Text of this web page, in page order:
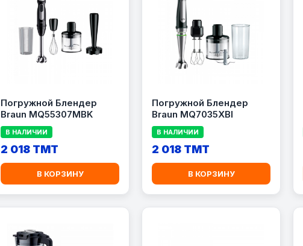
Погружной Блендер
Braun MQ55307MBK
В НАЛИЧИИ
2 018 TMT
В КОРЗИНУ
Погружной Блендер
Braun MQ7035XBI
В НАЛИЧИИ
2 018 TMT
В КОРЗИНУ